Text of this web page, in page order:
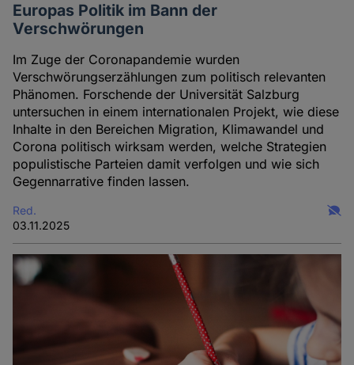
Europas Politik im Bann der
Verschwörungen
Im Zuge der Coronapandemie wurden
Verschwörungserzählungen zum politisch relevanten
Phänomen. Forschende der Universität Salzburg
untersuchen in einem internationalen Projekt, wie diese
Inhalte in den Bereichen Migration, Klimawandel und
Corona politisch wirksam werden, welche Strategien
populistische Parteien damit verfolgen und wie sich
Gegennarrative finden lassen.
Red.
03.11.2025